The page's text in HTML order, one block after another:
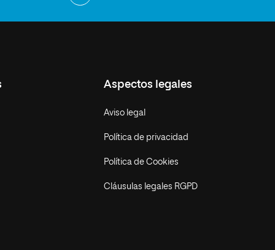
Aspectos legales
Aviso legal
Política de privacidad
Política de Cookies
Cláusulas legales RGPD